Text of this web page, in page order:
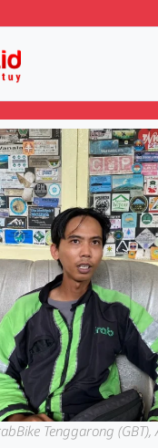
Tenggarong (GBT),